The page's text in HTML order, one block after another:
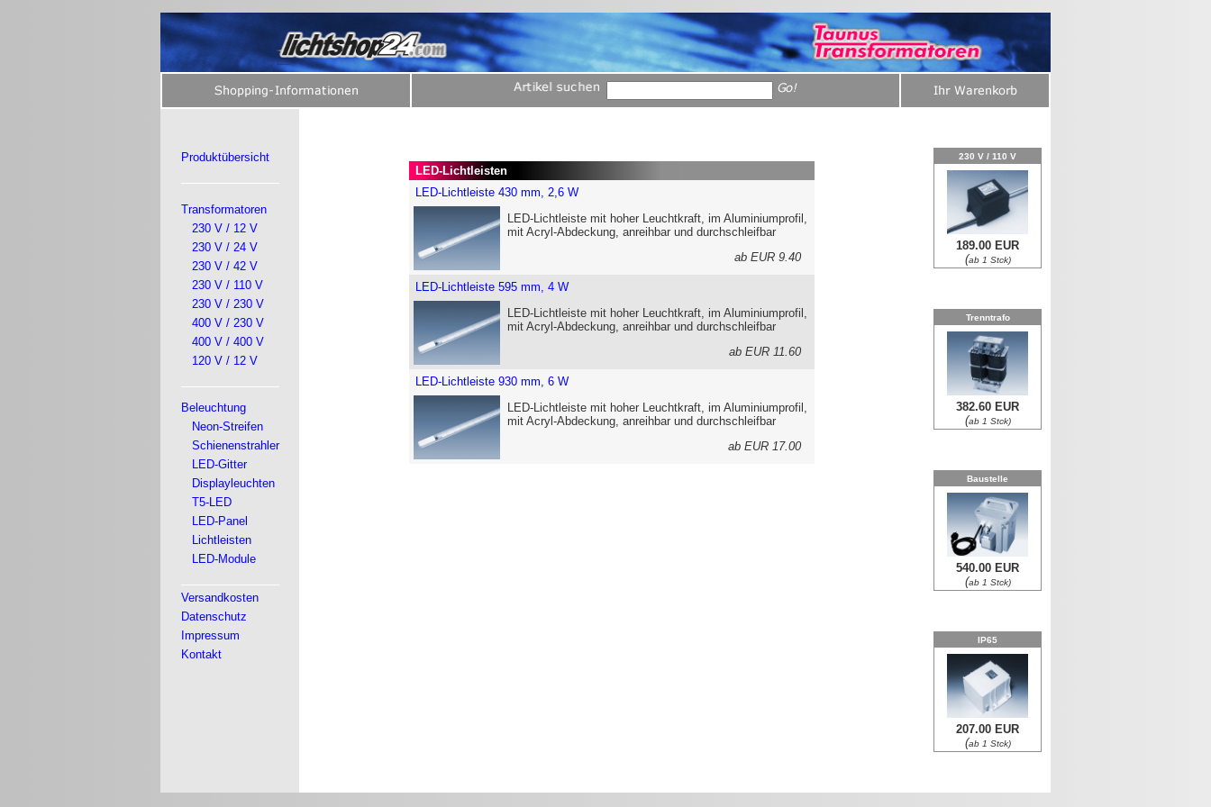
Produktübersicht
Transformatoren
230 V / 12 V
230 V / 24 V
230 V / 42 V
230 V / 110 V
230 V / 230 V
400 V / 230 V
400 V / 400 V
120 V / 12 V
Beleuchtung
Neon-Streifen
Schienenstrahler
LED-Gitter
Displayleuchten
T5-LED
LED-Panel
Lichtleisten
LED-Module
Versandkosten
Datenschutz
Impressum
Kontakt
LED-Lichtleisten
LED-Lichtleiste 430 mm, 2,6 W
LED-Lichtleiste mit hoher Leuchtkraft, im Aluminiumprofil,
mit Acryl-Abdeckung, anreihbar und durchschleifbar
ab EUR 9.40
LED-Lichtleiste 595 mm, 4 W
LED-Lichtleiste mit hoher Leuchtkraft, im Aluminiumprofil,
mit Acryl-Abdeckung, anreihbar und durchschleifbar
ab EUR 11.60
LED-Lichtleiste 930 mm, 6 W
LED-Lichtleiste mit hoher Leuchtkraft, im Aluminiumprofil,
mit Acryl-Abdeckung, anreihbar und durchschleifbar
ab EUR 17.00
230 V / 110 V
189.00 EUR
(ab 1 Stck)
Trenntrafo
382.60 EUR
(ab 1 Stck)
Baustelle
540.00 EUR
(ab 1 Stck)
IP65
207.00 EUR
(ab 1 Stck)